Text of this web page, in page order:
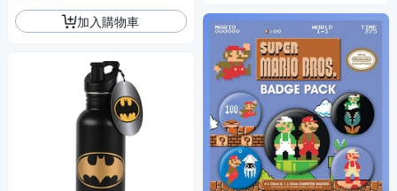
加入購物車